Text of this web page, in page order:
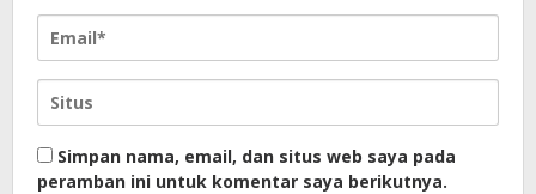
Simpan nama, email, dan situs web saya pada
peramban ini untuk komentar saya berikutnya.